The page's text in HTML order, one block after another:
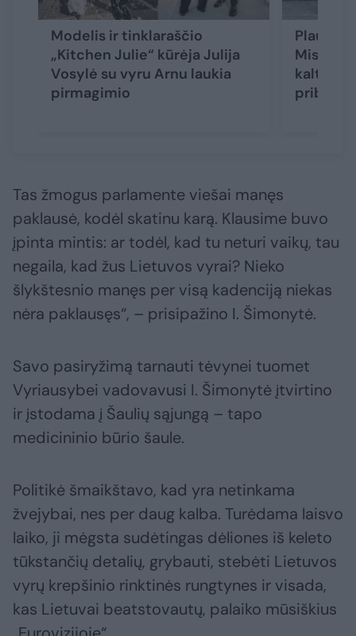
Modelis ir tinklaraščio
„Kitchen Julie“ kūrėja Julija
Vosylė su vyru Arnu laukia
pirmagimio
Plaukų
Tas žmogus parlamente viešai manęs
paklausė, kodėl skatinu karą. Klausime buvo
įpinta mintis: ar todėl, kad tu neturi vaikų, tau
negaila, kad žus Lietuvos vyrai? Nieko
šlykštesnio manęs per visą kadenciją niekas
nėra paklausęs“, – prisipažino I. Šimonytė.
Savo pasiryžimą tarnauti tėvynei tuomet
Vyriausybei vadovavusi I. Šimonytė įtvirtino
ir įstodama į Šaulių sąjungą – tapo
medicininio būrio šaule.
Politikė šmaikštavo, kad yra netinkama
žvejybai, nes per daug kalba. Turėdama laisvo
laiko, ji mėgsta sudėtingas dėliones iš keleto
tūkstančių detalių, grybauti, stebėti Lietuvos
vyrų krepšinio rinktinės rungtynes ir visada,
kas Lietuvai beatstovautų, palaiko mūsiškius